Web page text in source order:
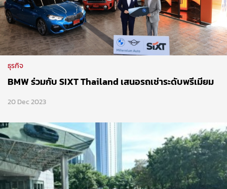
ธุรกิจ
BMW ร่วมกับ SIXT Thailand เสนอรถเช่าระดับพรีเมียม
20 Dec 2023